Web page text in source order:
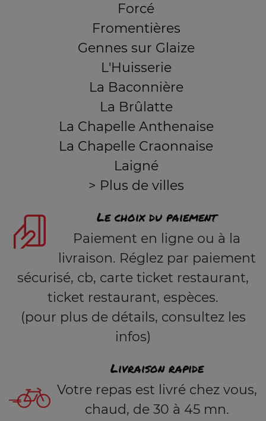
Forcé
Fromentières
Gennes sur Glaize
L'Huisserie
La Baconnière
La Brûlatte
La Chapelle Anthenaise
La Chapelle Craonnaise
Laigné
> Plus de villes
Le choix du paiement
Paiement en ligne ou à la
livraison. Réglez par paiement
sécurisé, cb, carte ticket restaurant,
ticket restaurant, espèces.
(pour plus de détails, consultez les
infos)
Livraison rapide
Votre repas est livré chez vous,
chaud, de 30 à 45 mn.